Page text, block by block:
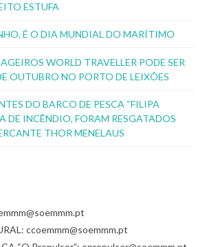
ESTUFA
É O DIA MUNDIAL DO MARÍTIMO
WORLD TRAVELLER PODE SER
OUTUBRO NO PORTO DE LEIXÕES
DO BARCO DE PESCA “FILIPA
DE INCÊNDIO, FORAM RESGATADOS
THOR MENELAUS
ccoemmm@soemmm.pt